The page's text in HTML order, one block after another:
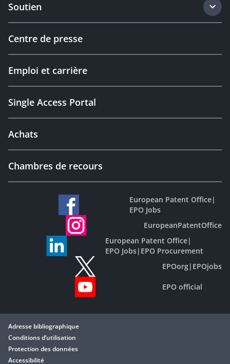
Soutien
Centre de presse
Emploi et carrière
Single Access Portal
Achats
Chambres de recours
European Patent Office|
EPO Jobs
EuropeanPatentOffice
European Patent Office|
EPO Jobs| EPO Procurement
EPOorg| EPOjobs
EPO official
Adresse bibliographique
Conditions d’utilisation
Protection des données
Accessibilité